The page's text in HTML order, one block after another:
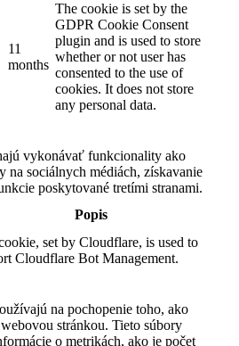
11
months
The cookie is set by the
GDPR Cookie Consent
plugin and is used to store
whether or not user has
consented to the use of
cookies. It does not store
any personal data.
vykonávať funkcionality ako
na sociálnych médiách, získavanie
poskytované tretími stranami.
Popis
set by Cloudflare, is used to
Cloudflare Bot Management.
na pochopenie toho, ako
stránkou. Tieto súbory
o metrikách, ako je počet